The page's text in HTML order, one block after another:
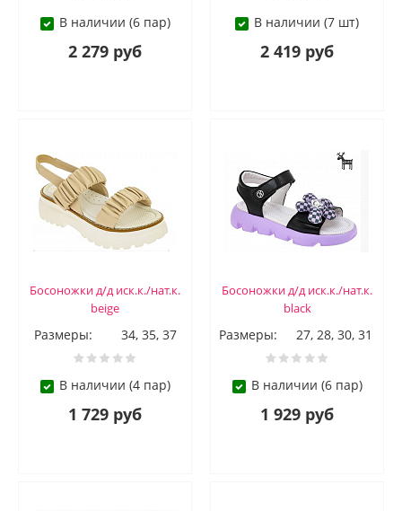
В наличии (6 пар)
2 279 руб
В наличии (7 шт)
2 419 руб
Босоножки д/д иск.к./нат.к.
beige
Размеры: 34, 35, 37
В наличии (4 пар)
1 729 руб
Босоножки д/д иск.к./нат.к.
black
Размеры: 27, 28, 30, 31
В наличии (6 пар)
1 929 руб